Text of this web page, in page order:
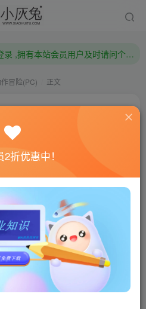
本站已开启QQ微信快速登录 ,拥有本站会员用户及时请问个人中心绑定！
本站已开启QQ微信快速登录 ,拥有本站会员用户及时请问个人中心绑定！
作冒险(PC) 正文
各大媒体和网络，仅供试玩体
请支持正版 →→→正版购买
统治世界！唯有神风特攻队独
折优惠中！